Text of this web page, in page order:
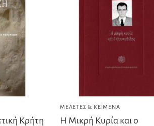
Κρήτη
ΜΕΛΈΤΕΣ & ΚΕΊΜΕΝΑ
Η Μικρή Κυρία και ο